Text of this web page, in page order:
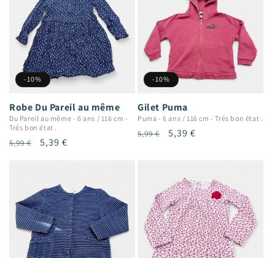
-10%
Robe Du Pareil au même
Du Pareil au même -6 ans / 116 cm -
Trés bon état .
Prix
5,99 €
Prix
5,39 €
-10%
Gilet Puma
Puma -6 ans / 116 cm -Trés bon état .
Prix
5,99 €
Prix
5,39 €